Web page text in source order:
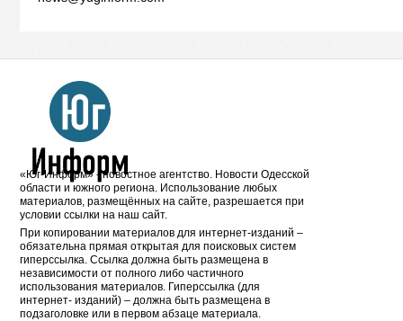
«Юг-Информ» - новостное агентство. Новости Одесской
области и южного региона. Использование любых
материалов, размещённых на сайте, разрешается при
условии ссылки на наш сайт.
При копировании материалов для интернет-изданий –
обязательна прямая открытая для поисковых систем
гиперссылка. Ссылка должна быть размещена в
независимости от полного либо частичного
использования материалов. Гиперссылка (для
интернет- изданий) – должна быть размещена в
подзаголовке или в первом абзаце материала.